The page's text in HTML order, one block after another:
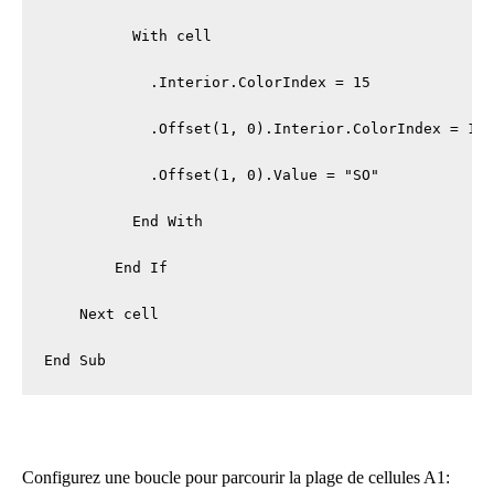
With cell
.Interior.ColorIndex = 15
.Offset(1, 0).Interior.ColorIndex = 15
.Offset(1, 0).Value = "SO"
End With
End If
Next cell
End Sub
Configurez une boucle pour parcourir la plage de cellules A1: